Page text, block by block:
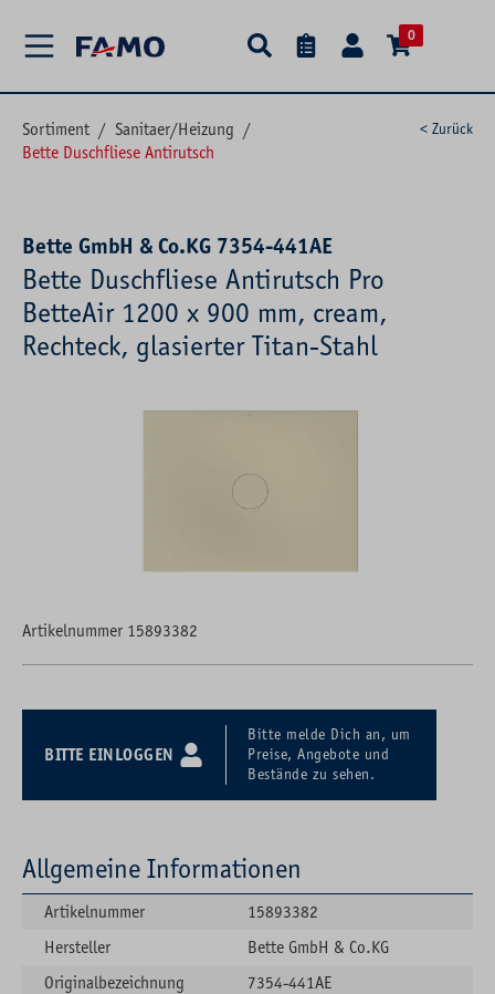
0
Sortiment / Sanitaer/Heizung /
Bette Duschfliese Antirutsch
< Zurück
Bette GmbH & Co.KG 7354-441AE
Bette Duschfliese Antirutsch Pro
BetteAir 1200 x 900 mm, cream,
Rechteck, glasierter Titan-Stahl
Artikelnummer 15893382
BITTE EINLOGGEN
Bitte melde Dich an, um
Preise, Angebote und
Bestände zu sehen.
Allgemeine Informationen
Artikelnummer
15893382
Hersteller
Bette GmbH & Co.KG
Originalbezeichnung
7354-441AE